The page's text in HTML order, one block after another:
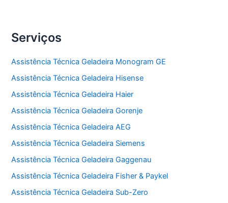
Serviços
Assistência Técnica Geladeira Monogram GE
Assistência Técnica Geladeira Hisense
Assistência Técnica Geladeira Haier
Assistência Técnica Geladeira Gorenje
Assistência Técnica Geladeira AEG
Assistência Técnica Geladeira Siemens
Assistência Técnica Geladeira Gaggenau
Assistência Técnica Geladeira Fisher & Paykel
Assistência Técnica Geladeira Sub-Zero